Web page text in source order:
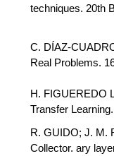
techniques. 20th
C. DÍAZ-
Real Problems.
H. FIGUEREDO
Transfer
R. GUIDO; J. M.
Collector. ary